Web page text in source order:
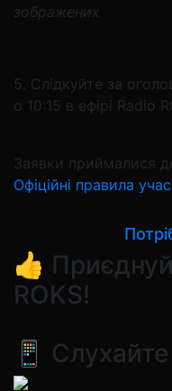
зображених
5. Слідкуйте за
о 10:15 в ефірі Radio
Заявки приймалися
Офіційні правила
👍
ROKS!
📱